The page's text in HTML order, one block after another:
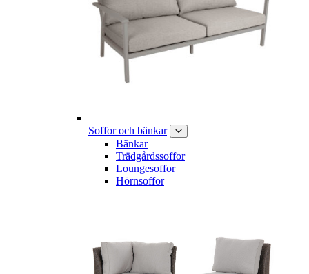
Soffor och bänkar
Bänkar
Trädgårdssoffor
Loungesoffor
Hörnsoffor